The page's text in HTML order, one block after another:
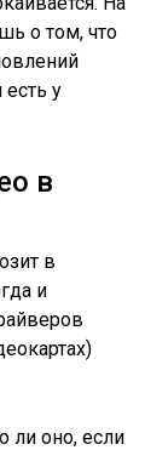
о том, что
у
в
в
и
ли оно, если